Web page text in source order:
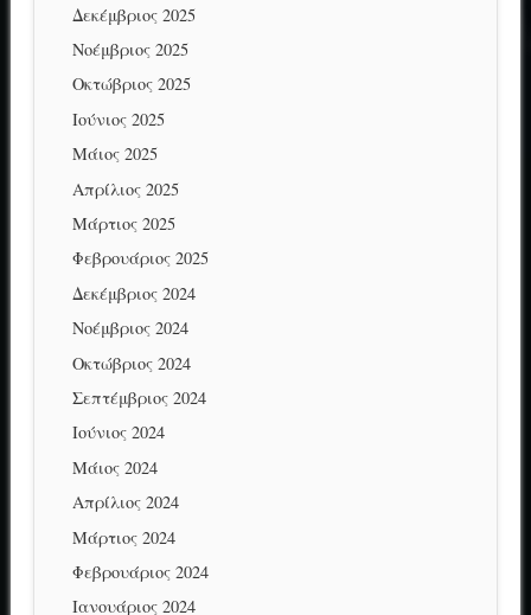
Δεκέμβριος 2025
Νοέμβριος 2025
Οκτώβριος 2025
Ιούνιος 2025
Μάιος 2025
Απρίλιος 2025
Μάρτιος 2025
Φεβρουάριος 2025
Δεκέμβριος 2024
Νοέμβριος 2024
Οκτώβριος 2024
Σεπτέμβριος 2024
Ιούνιος 2024
Μάιος 2024
Απρίλιος 2024
Μάρτιος 2024
Φεβρουάριος 2024
Ιανουάριος 2024